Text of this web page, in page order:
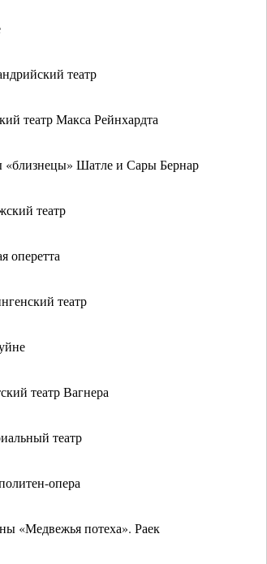
театр
театр Макса Рейнхардта
«близнецы» Шатле и Сары Бернар
театр
оперетта
театр
театр Вагнера
театр
опера
«Медвежья потеха». Раек